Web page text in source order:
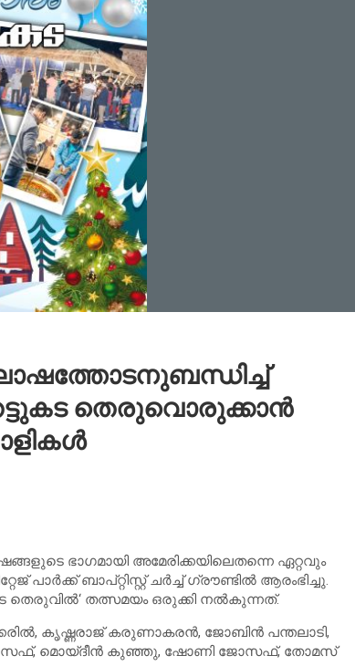
തട്ടുകട തെരുവൊരുക്കാൻ
ഭാഗമായി അമേരിക്കയിലെതന്നെ ഏറ്റവും
പാർക്ക് ബാപ്റ്റിസ്റ്റ് ചർച്ച്‌ ഗ്രൗണ്ടിൽ ആരംഭിച്ചു.
തെരുവിൽ‘ തത്സമയം ഒരുക്കി നൽകുന്നത്.
കൃഷ്ണരാജ് കരുണാകരൻ, ജോബിൻ പന്തലാടി,
മൊയ്‌ദീൻ കുഞ്ഞു, ഷോണി ജോസഫ്, തോമസ്